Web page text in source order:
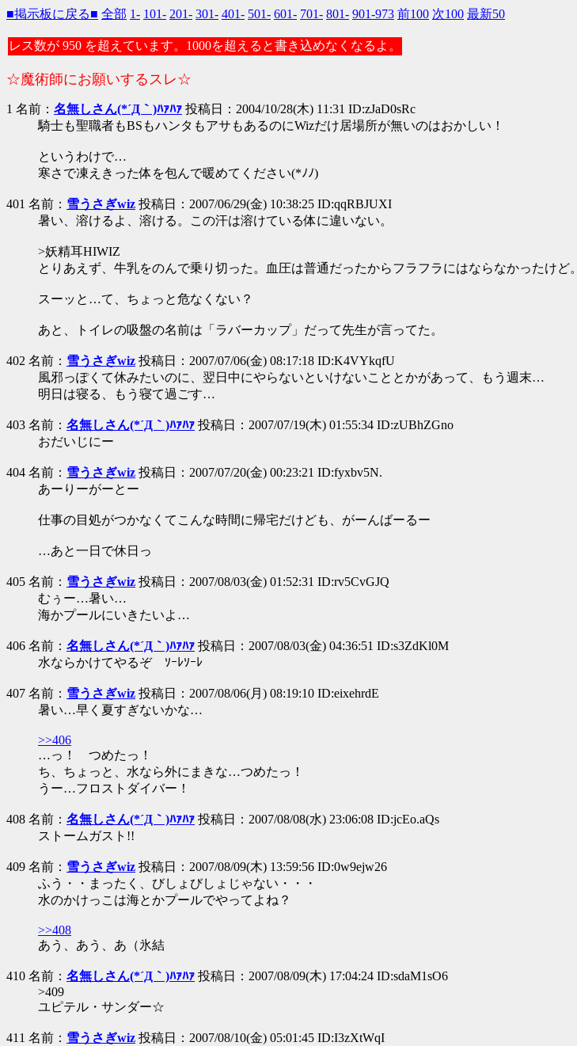
■掲示板に戻る■ 全部 1- 101- 201- 301- 401- 501- 601- 701- 801- 901-973 前100 次100 最新50
レス数が 950 を超えています。1000を超えると書き込めなくなるよ。
☆魔術師にお願いするスレ☆
1 名前： 名無しさん(*´Д｀)ﾊｧﾊｧ 投稿日：2004/10/28(木) 11:31 ID:zJaD0sRc
騎士も聖職者もBSもハンタもアサもあるのにWizだけ居場所が無いのはおかしい！
というわけで…
寒さで凍えきった体を包んで暖めてください(*ﾉﾉ)
401 名前： 雪うさぎwiz 投稿日：2007/06/29(金) 10:38:25 ID:qqRBJUXI
暑い、溶けるよ、溶ける。この汗は溶けている体に違いない。
>妖精耳HIWIZ
とりあえず、牛乳をのんで乗り切った。血圧は普通だったからフラフラにはならなかったけど。
スーッと…て、ちょっと危なくない？
あと、トイレの吸盤の名前は「ラバーカップ」だって先生が言ってた。
402 名前： 雪うさぎwiz 投稿日：2007/07/06(金) 08:17:18 ID:K4VYkqfU
風邪っぽくて休みたいのに、翌日中にやらないといけないこととかがあって、もう週末…
明日は寝る、もう寝て過ごす…
403 名前： 名無しさん(*´Д｀)ﾊｧﾊｧ 投稿日：2007/07/19(木) 01:55:34 ID:zUBhZGno
おだいじにー
404 名前： 雪うさぎwiz 投稿日：2007/07/20(金) 00:23:21 ID:fyxbv5N.
あーりーがーとー
仕事の目処がつかなくてこんな時間に帰宅だけども、がーんばーるー
…あと一日で休日っ
405 名前： 雪うさぎwiz 投稿日：2007/08/03(金) 01:52:31 ID:rv5CvGJQ
むぅー…暑い…
海かプールにいきたいよ…
406 名前： 名無しさん(*´Д｀)ﾊｧﾊｧ 投稿日：2007/08/03(金) 04:36:51 ID:s3ZdKl0M
水ならかけてやるぞ ｿｰﾚｿｰﾚ
407 名前： 雪うさぎwiz 投稿日：2007/08/06(月) 08:19:10 ID:eixehrdE
暑い…早く夏すぎないかな…
>>406
…っ！ つめたっ！
ち、ちょっと、水なら外にまきな…つめたっ！
うー…フロストダイバー！
408 名前： 名無しさん(*´Д｀)ﾊｧﾊｧ 投稿日：2007/08/08(水) 23:06:08 ID:jcEo.aQs
ストームガスト!!
409 名前： 雪うさぎwiz 投稿日：2007/08/09(木) 13:59:56 ID:0w9ejw26
ふう・・まったく、びしょびしょじゃない・・・
水のかけっこは海とかプールでやってよね？
>>408
あう、あう、あ（氷結
410 名前： 名無しさん(*´Д｀)ﾊｧﾊｧ 投稿日：2007/08/09(木) 17:04:24 ID:sdaM1sO6
>409
ユピテル・サンダー☆
411 名前： 雪うさぎwiz 投稿日：2007/08/10(金) 05:01:45 ID:I3zXtWqI